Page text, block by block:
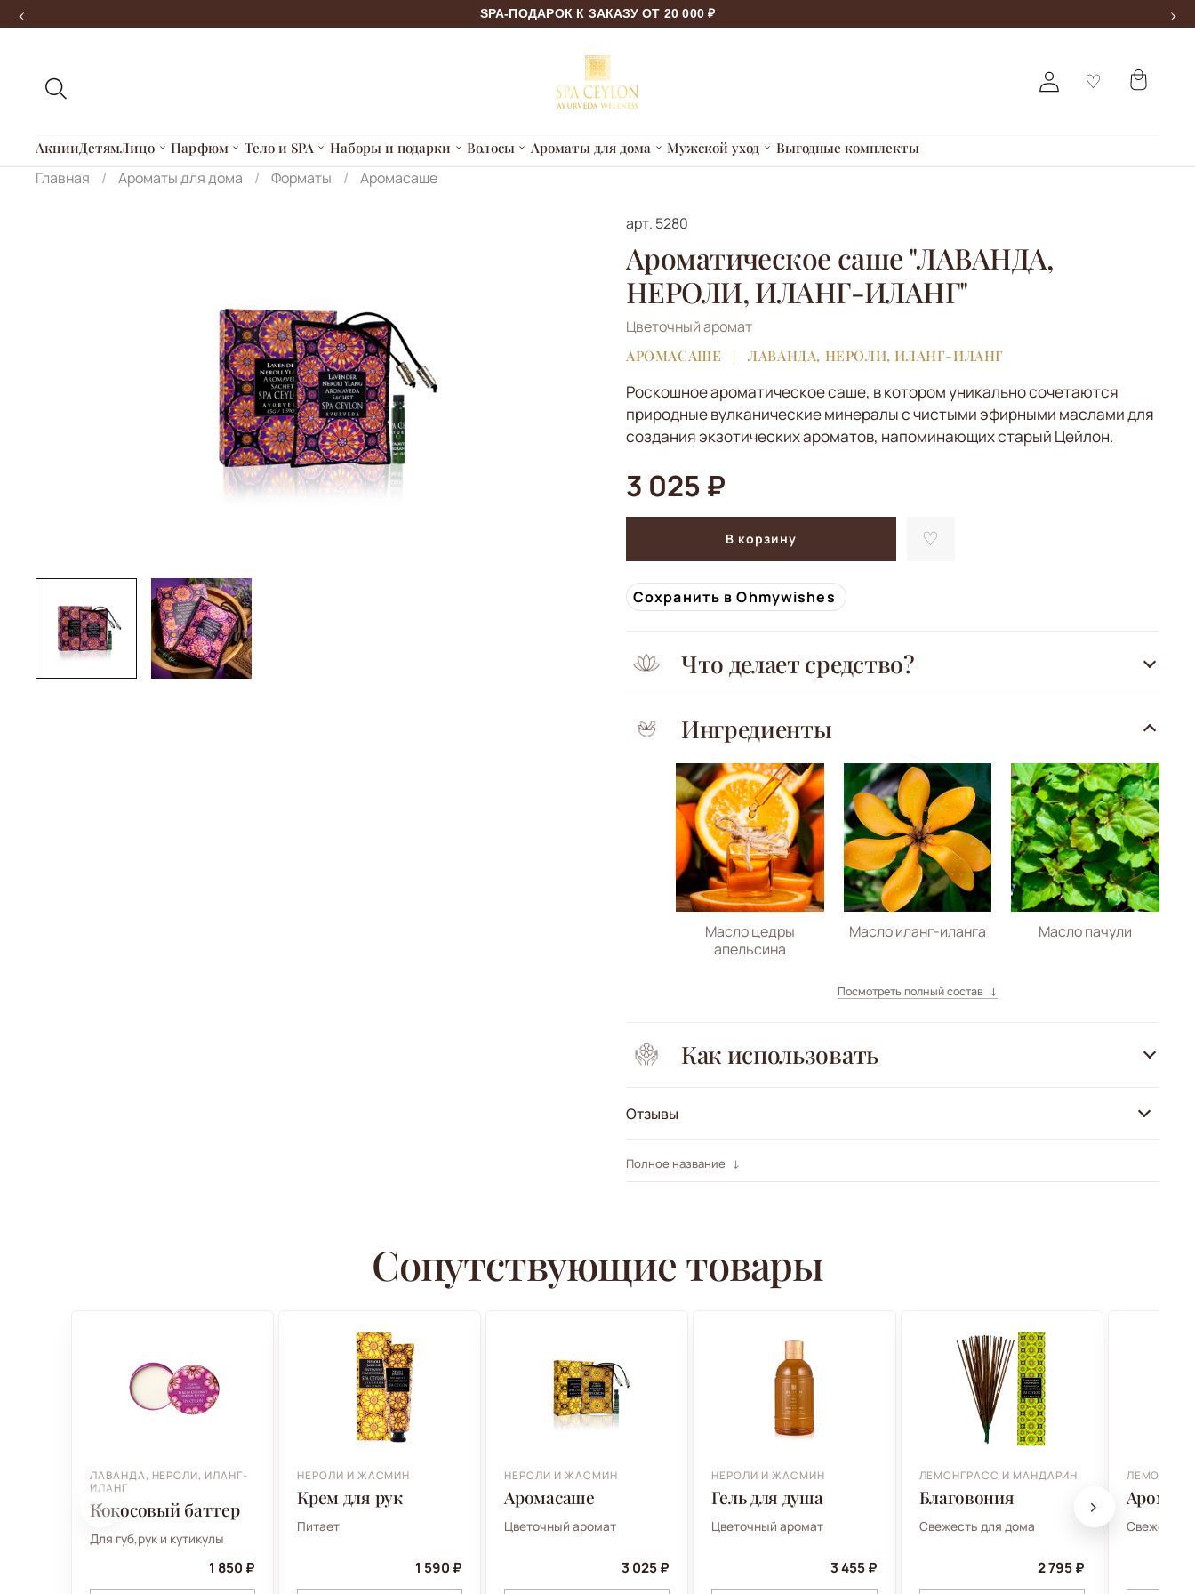
‹ SPA-ПОДАРОК К ЗАКАЗУ ОТ 20 000 ₽ ›
АкцииДетямЛицо Парфюм Тело и SPA Наборы и подарки Волосы Ароматы для дома Мужской уход Выгодные комплекты
Главная Ароматы для дома Форматы Аромасаше
арт. 5280
Ароматическое саше "ЛАВАНДА,
НЕРОЛИ, ИЛАНГ-ИЛАНГ"
3 025 ₽
В корзину
Сохранить в Ohmywishes
Цветочный аромат
АРОМАСАШЕ ЛАВАНДА, НЕРОЛИ, ИЛАНГ-ИЛАНГ
Роскошное ароматическое саше, в котором уникально сочетаются
природные вулканические минералы с чистыми эфирными маслами для
создания экзотических ароматов, напоминающих старый Цейлон.
Что делает средство?
Ингредиенты
Масло цедры
апельсина
Масло иланг-иланга Масло пачули
Посмотреть полный состав
Как использовать
Отзывы
Полное название
Сопутствующие товары
ЛАВАНДА, НЕРОЛИ, ИЛАНГ-
ИЛАНГ
Кокосовый баттер
Для губ,рук и кутикулы
1 850 ₽
НЕРОЛИ И ЖАСМИН
Крем для рук
Питает
1 590 ₽
НЕРОЛИ И ЖАСМИН
Аромасаше
Цветочный аромат
3 025 ₽
НЕРОЛИ И ЖАСМИН
Гель для душа
Цветочный аромат
3 455 ₽
ЛЕМОНГРАСС И МАНДАРИН
Благовония
Свежесть для дома
2 795 ₽
Свежесть